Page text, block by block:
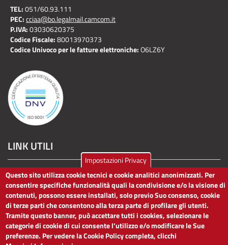
TEL:051/60.93.111
PEC:cciaa@bo.legalmail.camcom.it
P.IVA:03030620375
Codice Fiscale:80013970373
Codice Univoco per le fatture elettroniche:O6LZ6Y
LINK UTILI
Dichiarazione di accessibilità
Obiettivi di accessibilità
Segnalaci problemi di accessibilità
Note legali
Privacy
Accesso riservato
ACCESSIBILITÀ
Impostazioni Privacy
Questo sito utilizza cookie tecnici e cookie analitici anonimizzati. Per
consentire specifiche funzionalità quali la condivisione e/o la visione di
contenuti, possono essere installati, solo previo Suo consenso, cookie
di terze parti che consentono alla terza parte di profilare gli utenti.
Tramite questo banner, può accettare tutti i cookies, selezionare le
categorie di cookie di cui consente l’utilizzo e/o modificare le Sue
preferenze. Per vedere la Cookie Policy completa, clicchi